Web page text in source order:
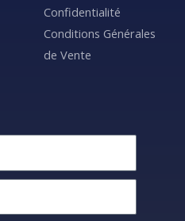
Confidentialité
Conditions Générales
de Vente